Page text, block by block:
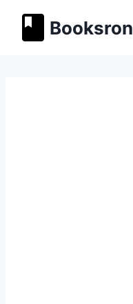
содержимому
Booksron